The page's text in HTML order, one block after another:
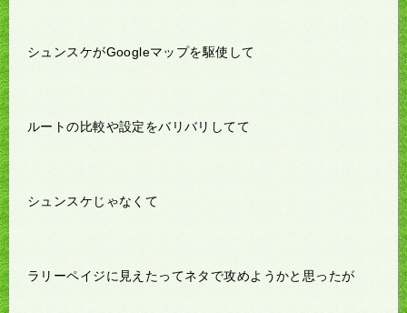
シュンスケがGoogleマップを駆使して
ルートの比較や設定をバリバリしてて
シュンスケじゃなくて
ラリーペイジに見えたってネタで攻めようかと思ったが